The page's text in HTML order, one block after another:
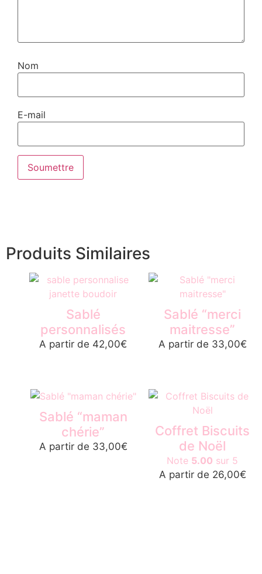
Nom
E-mail
Produits Similaires
Sablé
personnalisés
A partir de 42,00€
Sablé “merci
maitresse”
A partir de 33,00€
Sablé “maman
chérie”
A partir de 33,00€
Coffret Biscuits
de Noël
Note 5.00 sur 5
A partir de 26,00€